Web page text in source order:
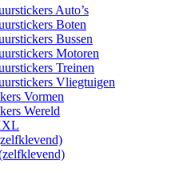
Auto’s
Boten
Bussen
Motoren
Treinen
Vliegtuigen
Vormen
Wereld